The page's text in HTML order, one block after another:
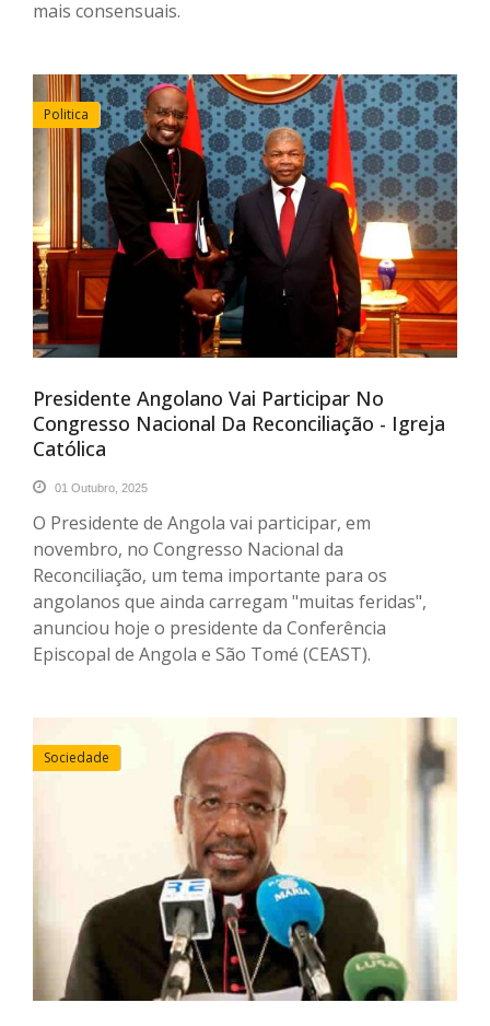
mais consensuais.
Politica
Presidente Angolano Vai Participar No
Congresso Nacional Da Reconciliação - Igreja
Católica
01 Outubro, 2025
O Presidente de Angola vai participar, em
novembro, no Congresso Nacional da
Reconciliação, um tema importante para os
angolanos que ainda carregam "muitas feridas",
anunciou hoje o presidente da Conferência
Episcopal de Angola e São Tomé (CEAST).
Sociedade